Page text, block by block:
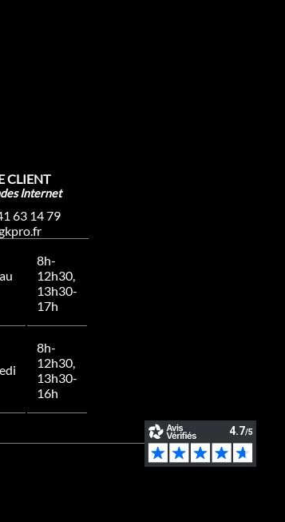
CLIENT
Internet
63 14 79
8h-
12h30,
13h30-
17h
8h-
12h30,
13h30-
16h